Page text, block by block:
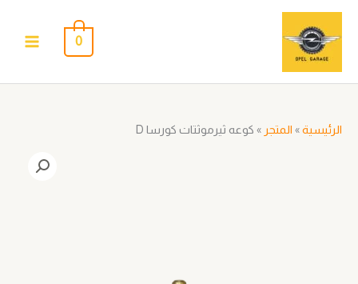
تخطي
المحتوى
0
الرئيسية» المتجر » كوعه ثيرموثتات كورسا D